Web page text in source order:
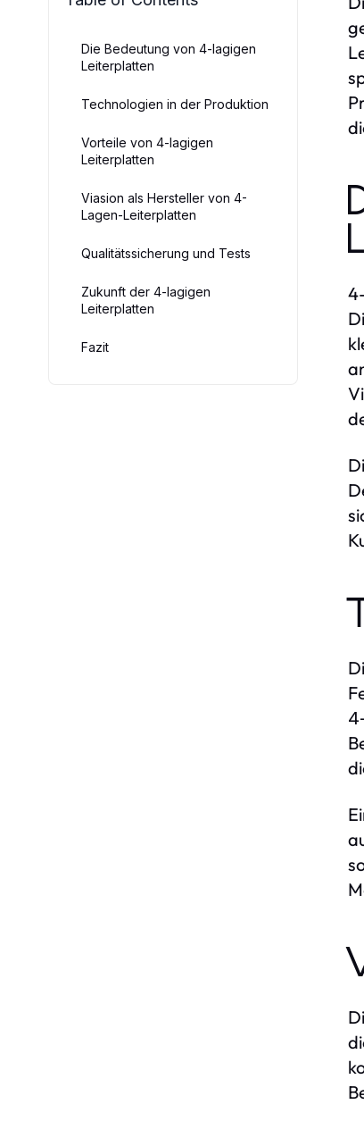
Die Bedeutung von 4-lagigen
Leiterplatten
Technologien in der Produktion
Vorteile von 4-lagigen
Leiterplatten
Viasion als Hersteller von 4-
Lagen-Leiterplatten
Qualitätssicherung und Tests
Zukunft der 4-lagigen
Leiterplatten
Fazit